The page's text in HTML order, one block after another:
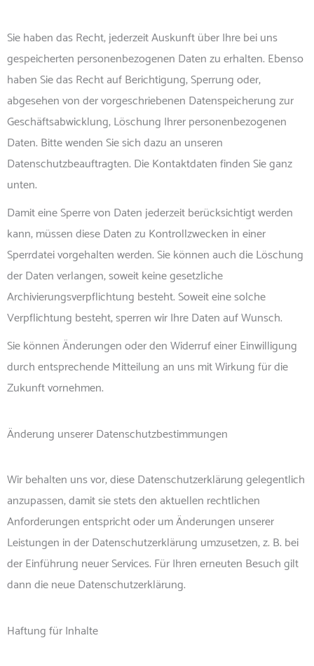
Sie haben das Recht, jederzeit Auskunft über Ihre bei uns
gespeicherten personenbezogenen Daten zu erhalten. Ebenso
haben Sie das Recht auf Berichtigung, Sperrung oder,
abgesehen von der vorgeschriebenen Datenspeicherung zur
Geschäftsabwicklung, Löschung Ihrer personenbezogenen
Daten. Bitte wenden Sie sich dazu an unseren
Datenschutzbeauftragten. Die Kontaktdaten finden Sie ganz
unten.
Damit eine Sperre von Daten jederzeit berücksichtigt werden
kann, müssen diese Daten zu Kontrollzwecken in einer
Sperrdatei vorgehalten werden. Sie können auch die Löschung
der Daten verlangen, soweit keine gesetzliche
Archivierungsverpflichtung besteht. Soweit eine solche
Verpflichtung besteht, sperren wir Ihre Daten auf Wunsch.
Sie können Änderungen oder den Widerruf einer Einwilligung
durch entsprechende Mitteilung an uns mit Wirkung für die
Zukunft vornehmen.
Änderung unserer Datenschutzbestimmungen
Wir behalten uns vor, diese Datenschutzerklärung gelegentlich
anzupassen, damit sie stets den aktuellen rechtlichen
Anforderungen entspricht oder um Änderungen unserer
Leistungen in der Datenschutzerklärung umzusetzen, z. B. bei
der Einführung neuer Services. Für Ihren erneuten Besuch gilt
dann die neue Datenschutzerklärung.
Haftung für Inhalte